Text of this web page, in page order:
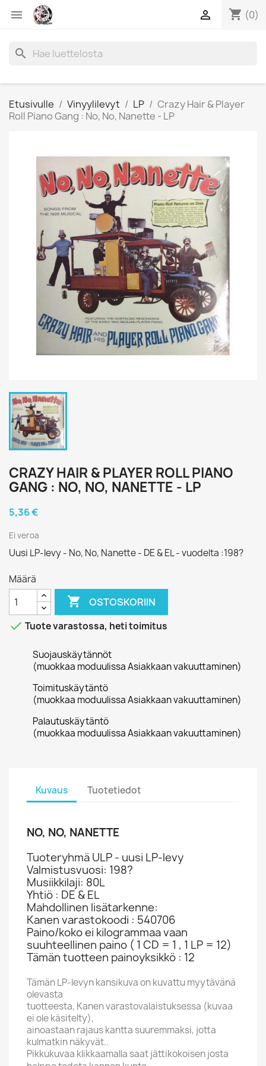
 shopping_cart (0)

search
Etusivulle Vinyylilevyt LP
Crazy Hair & Player
Roll Piano Gang : No, No, Nanette - LP
CRAZY HAIR & PLAYER ROLL PIANO
GANG : NO, NO, NANETTE - LP
5,36 €
Ei veroa
Uusi LP-levy - No, No, Nanette - DE & EL - vuodelta :198?
Määrä
 OSTOSKORIIN
 Tuote varastossa, heti toimitus
Suojauskäytännöt
(muokkaa moduulissa Asiakkaan vakuuttaminen)
Toimituskäytäntö
(muokkaa moduulissa Asiakkaan vakuuttaminen)
Palautuskäytäntö
(muokkaa moduulissa Asiakkaan vakuuttaminen)
Kuvaus Tuotetiedot
NO, NO, NANETTE
Tuoteryhmä ULP - uusi LP-levy
Valmistusvuosi: 198?
Musiikkilaji: 80L
Yhtiö : DE & EL
Mahdollinen lisätarkenne:
Kanen varastokoodi : 540706
Paino/koko ei kilogrammaa vaan
suuhteellinen paino ( 1 CD = 1 , 1 LP = 12)
Tämän tuotteen painoyksikkö : 12
Tämän LP-levyn kansikuva on kuvattu myytävänä
olevasta
tuotteesta, Kanen varastovalaistuksessa (kuvaa
ei ole käsitelty),
ainoastaan rajaus kantta suuremmaksi, jotta
kulmatkin näkyvät..
Pikkukuvaa klikkaamalla saat jättikokoisen josta